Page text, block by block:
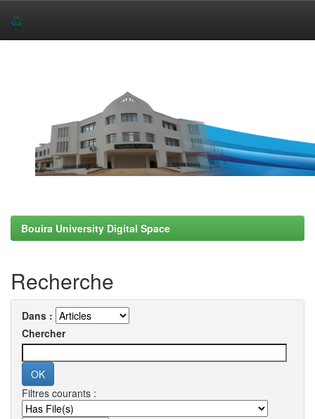
Bouira University Digital Space
Recherche
Dans :
Chercher
Filtres courants :